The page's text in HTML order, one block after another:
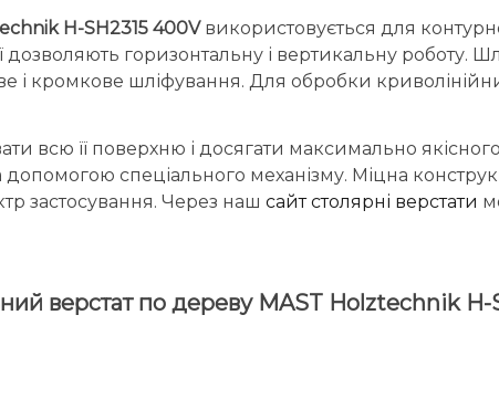
H-SH2315 400V використовується для
дозволяють горизонтальну і вертикальну роботу.
і кромкове шліфування. Для обробки
всю її поверхню і досягати максимально
спеціального механізму. Міцна
застосування. Через наш сайт столярні верстати
верстат по дереву MAST Holztechnik H-